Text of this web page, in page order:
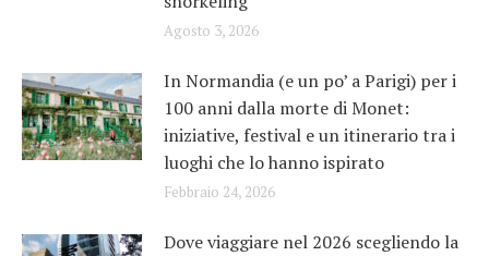
Agosto 3, 2026
In Normandia (e un po’ a Parigi) per i
100 anni dalla morte di Monet:
iniziative, festival e un itinerario tra i
luoghi che lo hanno ispirato
Febbraio 24, 2026
Dove viaggiare nel 2026 scegliendo la